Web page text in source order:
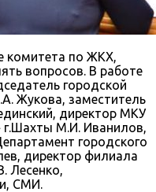
комитета по ЖКХ,
вопросов. В работе
городской
Жукова, заместитель
директор МКУ
г.Шахты М.И. Иванилов,
городского
директор филиала
Лесенко,
СМИ.